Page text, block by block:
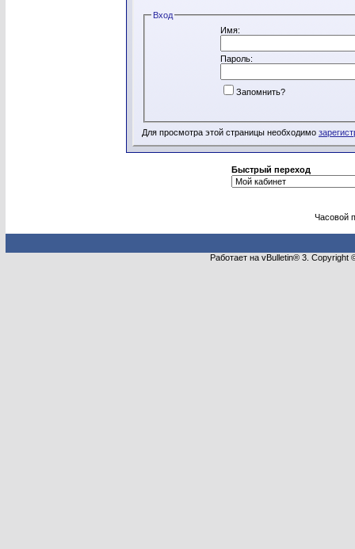
Вход
Имя:
Пароль:
Запомнить?
Для просмотра этой страницы необходимо
Быстрый переход
Часовой
Работает на vBulletin® 3.